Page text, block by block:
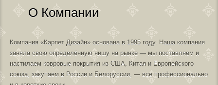
О Компании
Компания «Карпет Дизайн» основана в 1995 году. Наша компания
заняла свою определённую нишу на рынке — мы поставляем и
настилаем ковровые покрытия из США, Китая и Европейского
союза, закупаем в России и Белоруссии, — все профессионально